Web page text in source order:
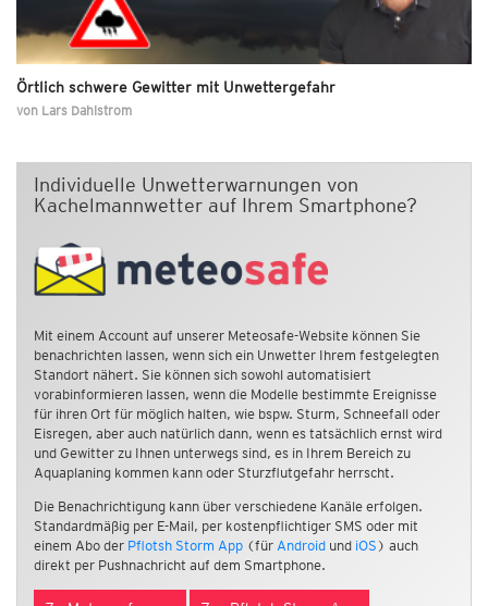
Örtlich schwere Gewitter mit Unwettergefahr
von Lars Dahlstrom
Individuelle Unwetterwarnungen von
Kachelmannwetter auf Ihrem Smartphone?
Mit einem Account auf unserer Meteosafe-Website können Sie
benachrichten lassen, wenn sich ein Unwetter Ihrem festgelegten
Standort nähert. Sie können sich sowohl automatisiert
vorabinformieren lassen, wenn die Modelle bestimmte Ereignisse
für ihren Ort für möglich halten, wie bspw. Sturm, Schneefall oder
Eisregen, aber auch natürlich dann, wenn es tatsächlich ernst wird
und Gewitter zu Ihnen unterwegs sind, es in Ihrem Bereich zu
Aquaplaning kommen kann oder Sturzflutgefahr herrscht.
Die Benachrichtigung kann über verschiedene Kanäle erfolgen.
Standardmäßig per E-Mail, per kostenpflichtiger SMS oder mit
einem Abo der Pflotsh Storm App (für Android und iOS ) auch
direkt per Pushnachricht auf dem Smartphone.